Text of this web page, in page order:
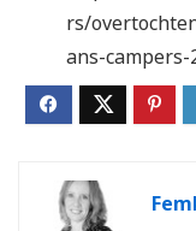
rs/
ans-campers-